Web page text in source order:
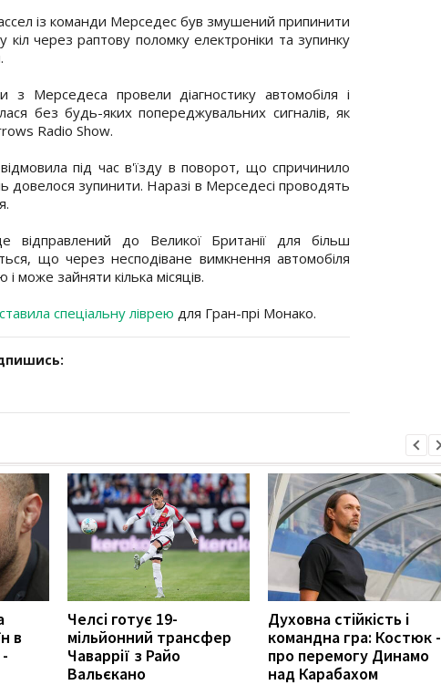
із команди Мерседес був змушений припинити
кіл через раптову поломку електроніки та зупинку
з Мерседеса провели діагностику автомобіля і
без будь-яких попереджувальних сигналів, як
Radio Show.
під час в'їзду в поворот, що спричинило
довелося зупинити. Наразі в Мерседесі проводять
відправлений до Великої Британії для більш
що через несподіване вимкнення автомобіля
може зайняти кілька місяців.
спеціальну ліврею для Гран-прі Монако.
в
Челсі готує 19-
мільйонний трансфер
Чаваррії з Райо
Вальєкано
Духовна стійкість і
командна гра: Костюк -
про перемогу Динамо
над Карабахом